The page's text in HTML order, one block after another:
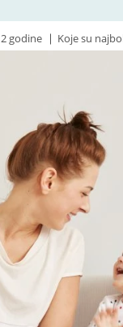
godine Koje su